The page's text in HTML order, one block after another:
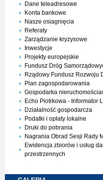
Dane teleadresowe
Konta bankowe
Nasze osiagnięcia
Referaty
Zarządzanie kryzysowe
Inwestycje
Projekty europejskie
Fundusz Dróg
Rządowy Fundusz Rozwoju
Plan zagospodarowania
Gospodarka
Echo Piotrkowa - Informator
Działalność gospodarcza
Podatki i opłaty lokalne
Druki do pobrania
Nagrania Obrad Sesji Rady
Ewidencja zbiorów i usług
przestrzennych